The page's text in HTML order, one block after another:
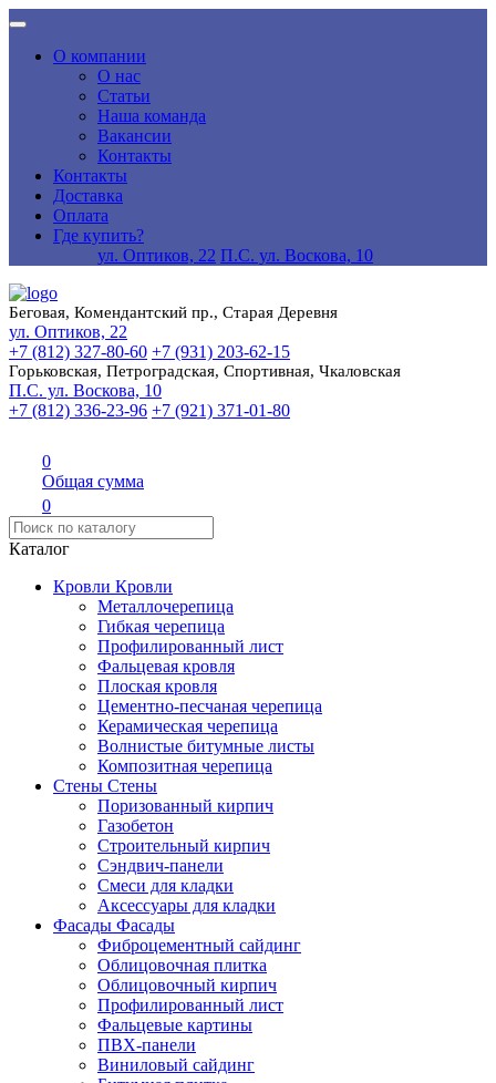
О компании
О нас
Статьи
Наша команда
Вакансии
Контакты
Контакты
Доставка
Оплата
Где купить?
ул. Оптиков, 22 П.С. ул. Воскова, 10
Беговая, Комендантский пр., Старая Деревня
ул. Оптиков, 22
+7 (812) 327-80-60 +7 (931) 203-62-15
Горьковская, Петроградская, Спортивная, Чкаловская
П.С. ул. Воскова, 10
+7 (812) 336-23-96 +7 (921) 371-01-80
0
Общая сумма
0
Каталог
Кровли Кровли
Металлочерепица
Гибкая черепица
Профилированный лист
Фальцевая кровля
Плоская кровля
Цементно-песчаная черепица
Керамическая черепица
Волнистые битумные листы
Композитная черепица
Стены Стены
Поризованный кирпич
Газобетон
Строительный кирпич
Сэндвич-панели
Смеси для кладки
Аксессуары для кладки
Фасады Фасады
Фиброцементный сайдинг
Облицовочная плитка
Облицовочный кирпич
Профилированный лист
Фальцевые картины
ПВХ-панели
Виниловый сайдинг